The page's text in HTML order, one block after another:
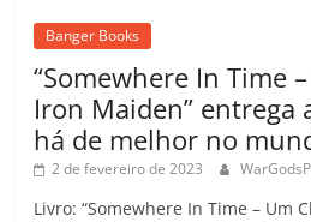
Banger Books
“Somewhere In Time
Iron Maiden” entrega
há de melhor no
2 de fevereiro de 2023
Livro: “Somewhere In Time – Um